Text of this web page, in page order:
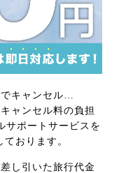
キャンセル…
ャンセル料の負担
サポートサービスを
おります。
し引いた旅行代金